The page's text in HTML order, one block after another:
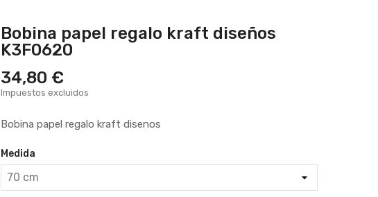
Bobina papel regalo kraft diseños
K3F0620
34,80 €
Impuestos excluidos
Bobina papel regalo kraft disenos
Medida